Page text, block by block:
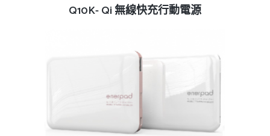
查看內容
Q10K- Qi 無線快充行動電源